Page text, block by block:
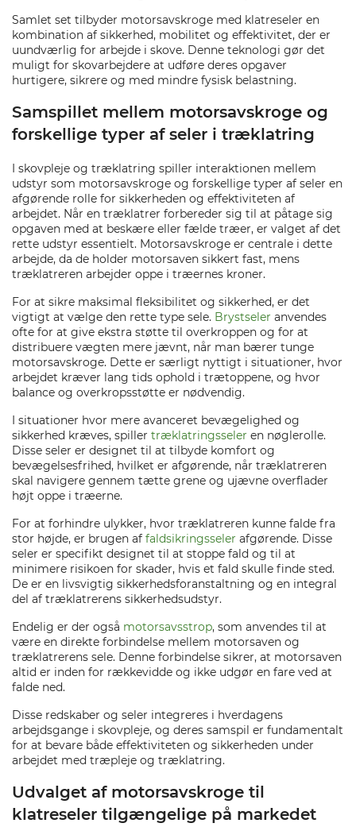
Samlet set tilbyder motorsavskroge med klatreseler en
kombination af sikkerhed, mobilitet og effektivitet, der er
uundværlig for arbejde i skove. Denne teknologi gør det
muligt for skovarbejdere at udføre deres opgaver
hurtigere, sikrere og med mindre fysisk belastning.
Samspillet mellem motorsavskroge og
forskellige typer af seler i træklatring
I skovpleje og træklatring spiller interaktionen mellem
udstyr som motorsavskroge og forskellige typer af seler en
afgørende rolle for sikkerheden og effektiviteten af
arbejdet. Når en træklatrer forbereder sig til at påtage sig
opgaven med at beskære eller fælde træer, er valget af det
rette udstyr essentielt. Motorsavskroge er centrale i dette
arbejde, da de holder motorsaven sikkert fast, mens
træklatreren arbejder oppe i træernes kroner.
For at sikre maksimal fleksibilitet og sikkerhed, er det
vigtigt at vælge den rette type sele. Brystseler anvendes
ofte for at give ekstra støtte til overkroppen og for at
distribuere vægten mere jævnt, når man bærer tunge
motorsavskroge. Dette er særligt nyttigt i situationer, hvor
arbejdet kræver lang tids ophold i trætoppene, og hvor
balance og overkropsstøtte er nødvendig.
I situationer hvor mere avanceret bevægelighed og
sikkerhed kræves, spiller træklatringsseler en nøglerolle.
Disse seler er designet til at tilbyde komfort og
bevægelsesfrihed, hvilket er afgørende, når træklatreren
skal navigere gennem tætte grene og ujævne overflader
højt oppe i træerne.
For at forhindre ulykker, hvor træklatreren kunne falde fra
stor højde, er brugen af faldsikringsseler afgørende. Disse
seler er specifikt designet til at stoppe fald og til at
minimere risikoen for skader, hvis et fald skulle finde sted.
De er en livsvigtig sikkerhedsforanstaltning og en integral
del af træklatrerens sikkerhedsudstyr.
Endelig er der også motorsavsstrop, som anvendes til at
være en direkte forbindelse mellem motorsaven og
træklatrerens sele. Denne forbindelse sikrer, at motorsaven
altid er inden for rækkevidde og ikke udgør en fare ved at
falde ned.
Disse redskaber og seler integreres i hverdagens
arbejdsgange i skovpleje, og deres samspil er fundamentalt
for at bevare både effektiviteten og sikkerheden under
arbejdet med træpleje og træklatring.
Udvalget af motorsavskroge til
klatreseler tilgængelige på markedet